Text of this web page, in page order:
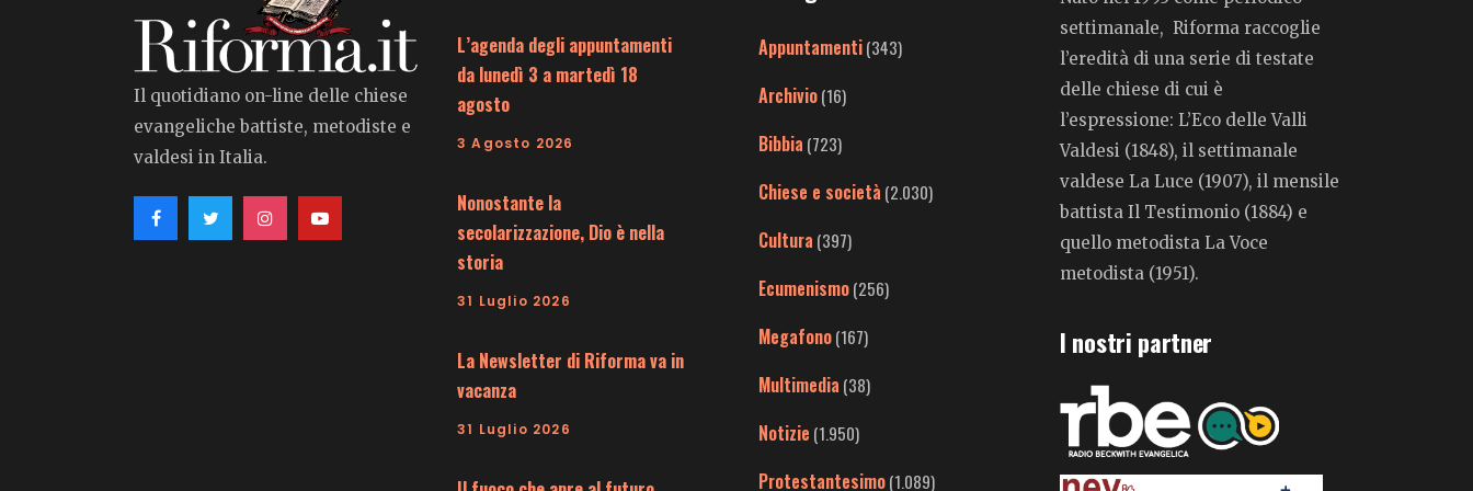
Il quotidiano on-line delle chiese
evangeliche battiste, metodiste e
valdesi in Italia.
L’agenda degli appuntamenti
da lunedì 3 a martedì 18
agosto
3 Agosto 2026
Nonostante la
secolarizzazione, Dio è nella
storia
31 Luglio 2026
La Newsletter di Riforma va in
vacanza
31 Luglio 2026
Appuntamenti(343)
Archivio(16)
Bibbia (723)
Chiese e società (2.030)
Cultura (397)
Ecumenismo(256)
Megafono(167)
Multimedia (38)
Notizie (1.950)
Protestantesimo(1.089)
settimanale, Riforma raccoglie
l’eredità di una serie di testate
delle chiese di cui è
l’espressione: L’Eco delle Valli
Valdesi (1848), il settimanale
valdese La Luce (1907), il mensile
battista Il Testimonio (1884) e
quello metodista La Voce
metodista (1951).
I nostri partner